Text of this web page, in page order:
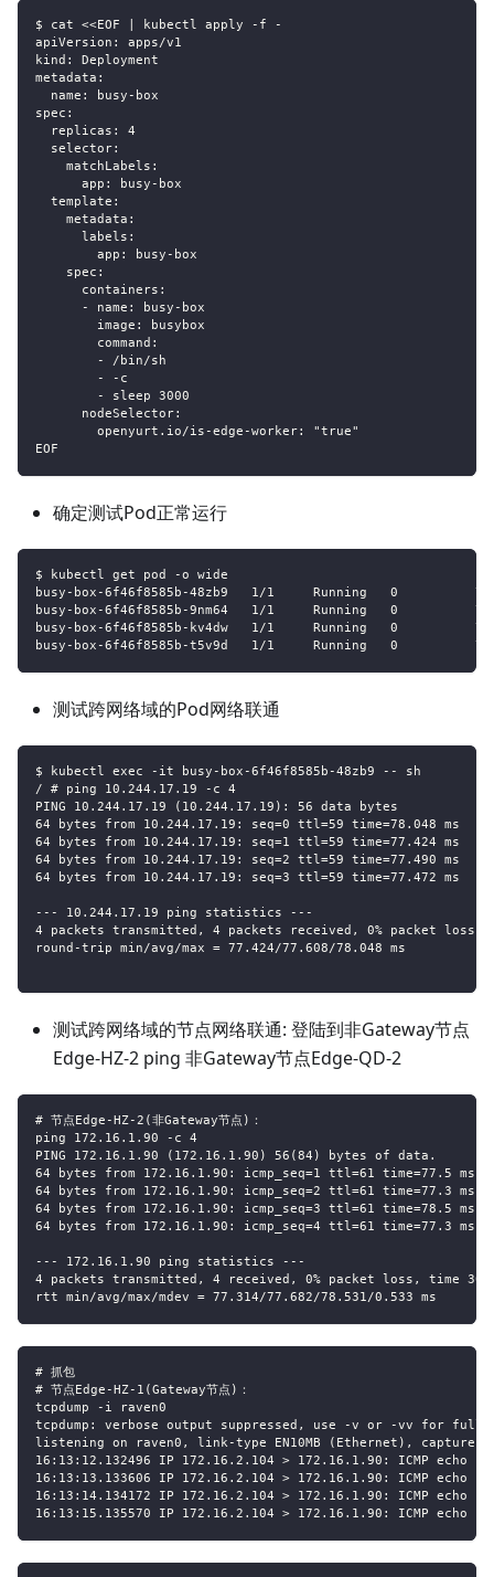
$ cat <<EOF | kubectl apply -f -
apiVersion: apps/v1
kind: Deployment
metadata:
  name: busy-box
spec:
  replicas: 4
  selector:
    matchLabels:
      app: busy-box
  template:
    metadata:
      labels:
        app: busy-box
    spec:
      containers:
      - name: busy-box
        image: busybox
        command:
        - /bin/sh
        - -c
        - sleep 3000
      nodeSelector:
        openyurt.io/is-edge-worker: "true"
EOF
确定测试Pod正常运行
$ kubectl get pod -o wide
busy-box-6f46f8585b-48zb9   1/1     Running   0
busy-box-6f46f8585b-9nm64   1/1     Running   0
busy-box-6f46f8585b-kv4dw   1/1     Running   0
busy-box-6f46f8585b-t5v9d   1/1     Running   0
测试跨网络域的Pod网络联通
$ kubectl exec -it busy-box-6f46f8585b-48zb9 -- sh
/ # ping 10.244.17.19 -c 4
PING 10.244.17.19 (10.244.17.19): 56 data bytes
64 bytes from 10.244.17.19: seq=0 ttl=59 time=78.048 ms
64 bytes from 10.244.17.19: seq=1 ttl=59 time=77.424 ms
64 bytes from 10.244.17.19: seq=2 ttl=59 time=77.490 ms
64 bytes from 10.244.17.19: seq=3 ttl=59 time=77.472 ms
--- 10.244.17.19 ping statistics ---
4 packets transmitted, 4 packets received, 0% packet loss
round-trip min/avg/max = 77.424/77.608/78.048 ms
测试跨网络域的节点网络联通: 登陆到非Gateway节点
Edge-HZ-2 ping 非Gateway节点Edge-QD-2
# 节点Edge-HZ-2(非Gateway节点)：
ping 172.16.1.90 -c 4
PING 172.16.1.90 (172.16.1.90) 56(84) bytes of data.
64 bytes from 172.16.1.90: icmp_seq=1 ttl=61 time=77.5 ms
64 bytes from 172.16.1.90: icmp_seq=2 ttl=61 time=77.3 ms
64 bytes from 172.16.1.90: icmp_seq=3 ttl=61 time=78.5 ms
64 bytes from 172.16.1.90: icmp_seq=4 ttl=61 time=77.3 ms
--- 172.16.1.90 ping statistics ---
4 packets transmitted, 4 received, 0% packet loss, time
rtt min/avg/max/mdev = 77.314/77.682/78.531/0.533 ms
# 抓包
# 节点Edge-HZ-1(Gateway节点)：
tcpdump -i raven0
tcpdump: verbose output suppressed, use -v or -vv for full
listening on raven0, link-type EN10MB (Ethernet), capture
16:13:12.132496 IP 172.16.2.104 > 172.16.1.90: ICMP
16:13:13.133606 IP 172.16.2.104 > 172.16.1.90: ICMP
16:13:14.134172 IP 172.16.2.104 > 172.16.1.90: ICMP
16:13:15.135570 IP 172.16.2.104 > 172.16.1.90: ICMP